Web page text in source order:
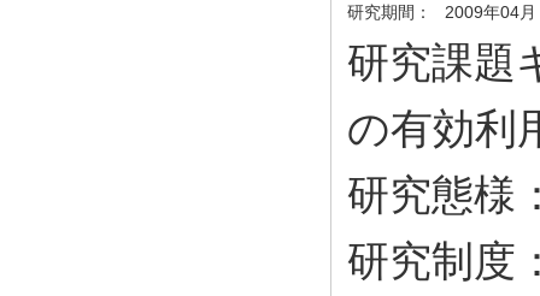
研究期間： 2009年04月
研究課題
の有効利
研究態様
研究制度